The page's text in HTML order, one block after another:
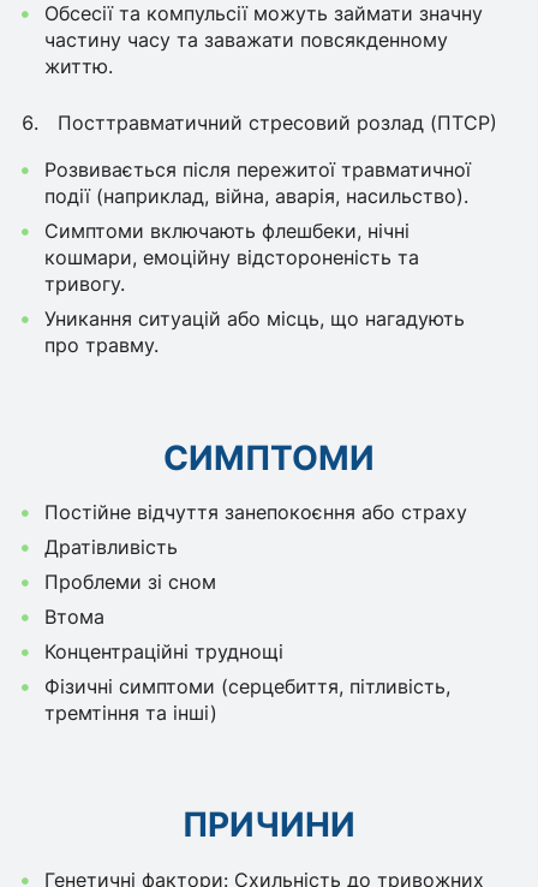
Обсесії та компульсії можуть займати значну
частину часу та заважати повсякденному
життю.
Посттравматичний стресовий розлад (ПТСР)
Розвивається після пережитої травматичної
події (наприклад, війна, аварія, насильство).
Симптоми включають флешбеки, нічні
кошмари, емоційну відстороненість та
тривогу.
Уникання ситуацій або місць, що нагадують
про травму.
СИМПТОМИ
Постійне відчуття занепокоєння або страху
Дратівливість
Проблеми зі сном
Втома
Концентраційні труднощі
Фізичні симптоми (серцебиття, пітливість,
тремтіння та інші)
ПРИЧИНИ
Генетичні фактори: Схильність до тривожних